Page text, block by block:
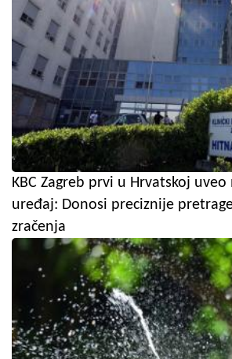
KBC Zagreb prvi u Hrvatskoj
uređaj: Donosi preciznije
zračenja